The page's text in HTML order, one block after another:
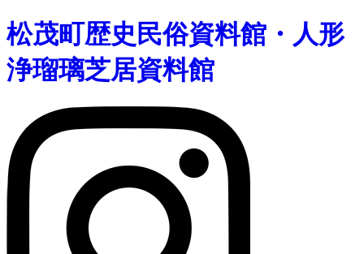
松茂町歴史民俗資料館・人形
浄瑠璃芝居資料館